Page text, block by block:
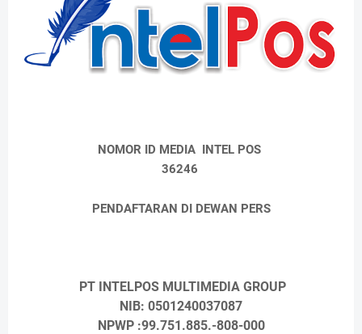
NOMOR ID MEDIA INTEL POS
36246
PENDAFTARAN DI DEWAN PERS
PT INTELPOS MULTIMEDIA GROUP
NIB: 0501240037087
NPWP :99.751.885.-808-000